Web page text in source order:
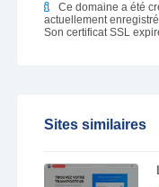
Ce domaine a été
actuellement
Son certificat SSL
Sites similaires